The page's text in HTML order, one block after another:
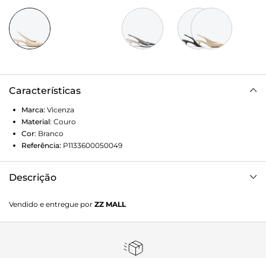
Características
Marca: Vicenza
Material: Couro
Cor: Branco
Referência: P1133600050049
Descrição
praticidade. Com bico fino e salto baixo tipo kitten, entrega
elegância na medida certa e conforto para o uso
modernidade ao visual, tornando o modelo uma aposta
Vendido e entregue por ZZ MALL